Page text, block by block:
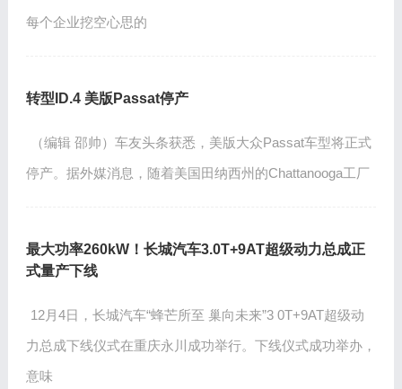
每个企业挖空心思的
转型ID.4 美版Passat停产
（编辑 邵帅）车友头条获悉，美版大众Passat车型将正式
停产。据外媒消息，随着美国田纳西州的Chattanooga工厂
最大功率260kW！长城汽车3.0T+9AT超级动力总成正
式量产下线
12月4日，长城汽车“蜂芒所至 巢向未来”3 0T+9AT超级动
力总成下线仪式在重庆永川成功举行。下线仪式成功举办，
意味